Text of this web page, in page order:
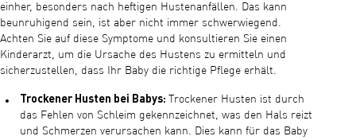
einher, besonders nach heftigen Hustenanfällen. Das kann
beunruhigend sein, ist aber nicht immer schwerwiegend.
Achten Sie auf diese Symptome und konsultieren Sie einen
Kinderarzt, um die Ursache des Hustens zu ermitteln und
sicherzustellen, dass Ihr Baby die richtige Pflege erhält.
Trockener Husten bei Babys: Trockener Husten ist durch
das Fehlen von Schleim gekennzeichnet, was den Hals reizt
und Schmerzen verursachen kann. Dies kann für das Baby